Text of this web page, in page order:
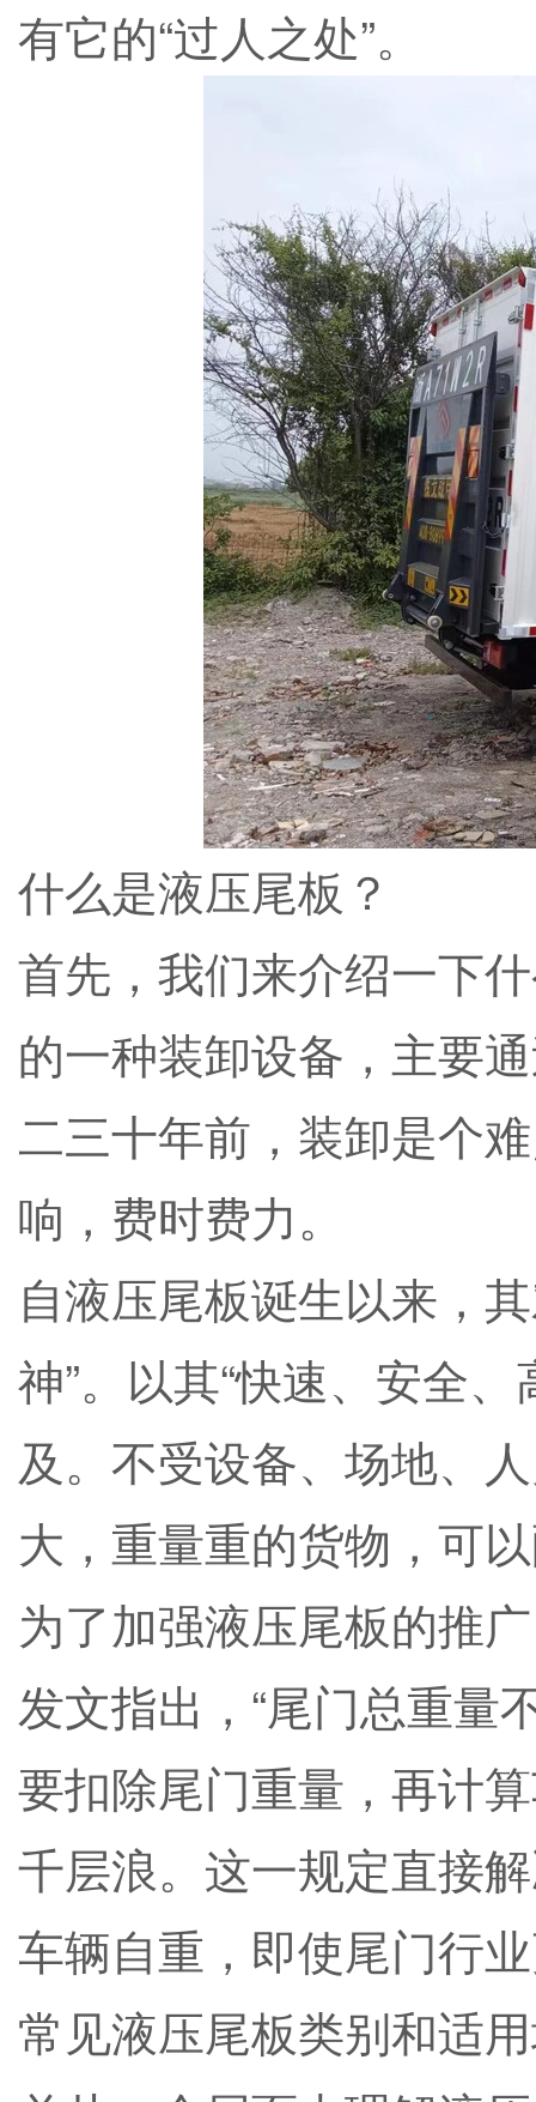
有它的“过人之处”。
什么是液压尾板？
首先，我们来介绍一下
的一种装卸设备，主要
二三十年前，装卸是个
响，费时费力。
自液压尾板诞生以来，
神”。以其“快速、安全
及。不受设备、场地、
大，重量重的货物，可
为了加强液压尾板的推
发文指出，“尾门总重量
要扣除尾门重量，再计
千层浪。这一规定直接
车辆自重，即使尾门行
常见液压尾板类别和适